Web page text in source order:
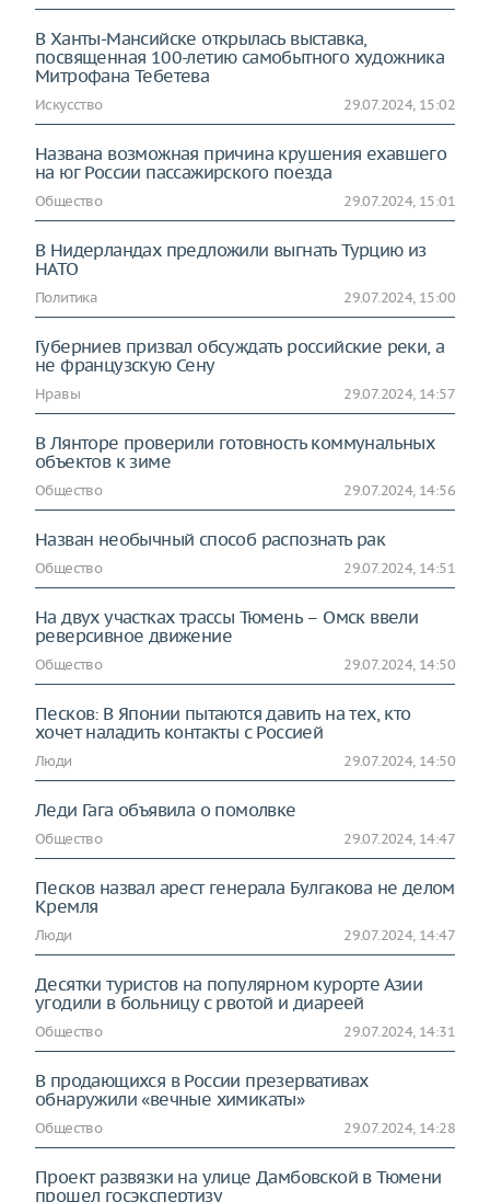
В Ханты-Мансийске открылась выставка,
посвященная 100-летию самобытного художника
Митрофана Тебетева
Искусство 29.07.2024, 15:02
Названа возможная причина крушения ехавшего
на юг России пассажирского поезда
Общество 29.07.2024, 15:01
В Нидерландах предложили выгнать Турцию из
НАТО
Политика 29.07.2024, 15:00
Губерниев призвал обсуждать российские реки, а
не французскую Сену
Нравы 29.07.2024, 14:57
В Лянторе проверили готовность коммунальных
объектов к зиме
Общество 29.07.2024, 14:56
Назван необычный способ распознать рак
Общество 29.07.2024, 14:51
На двух участках трассы Тюмень – Омск ввели
реверсивное движение
Общество 29.07.2024, 14:50
Песков: В Японии пытаются давить на тех, кто
хочет наладить контакты с Россией
Люди 29.07.2024, 14:50
Леди Гага объявила о помолвке
Общество 29.07.2024, 14:47
Песков назвал арест генерала Булгакова не делом
Кремля
Люди 29.07.2024, 14:47
Десятки туристов на популярном курорте Азии
угодили в больницу с рвотой и диареей
Общество 29.07.2024, 14:31
В продающихся в России презервативах
обнаружили «вечные химикаты»
Общество 29.07.2024, 14:28
Проект развязки на улице Дамбовской в Тюмени
прошел госэкспертизу